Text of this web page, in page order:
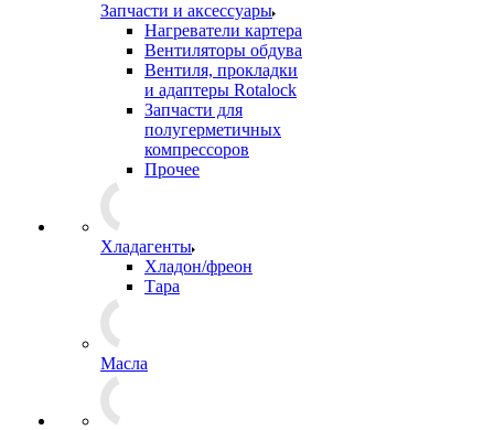
Запчасти и аксессуары
Нагреватели картера
Вентиляторы обдува
Вентиля, прокладки
и адаптеры Rotalock
Запчасти для
полугерметичных
компрессоров
Прочее
Хладагенты
Хладон/фреон
Тара
Масла